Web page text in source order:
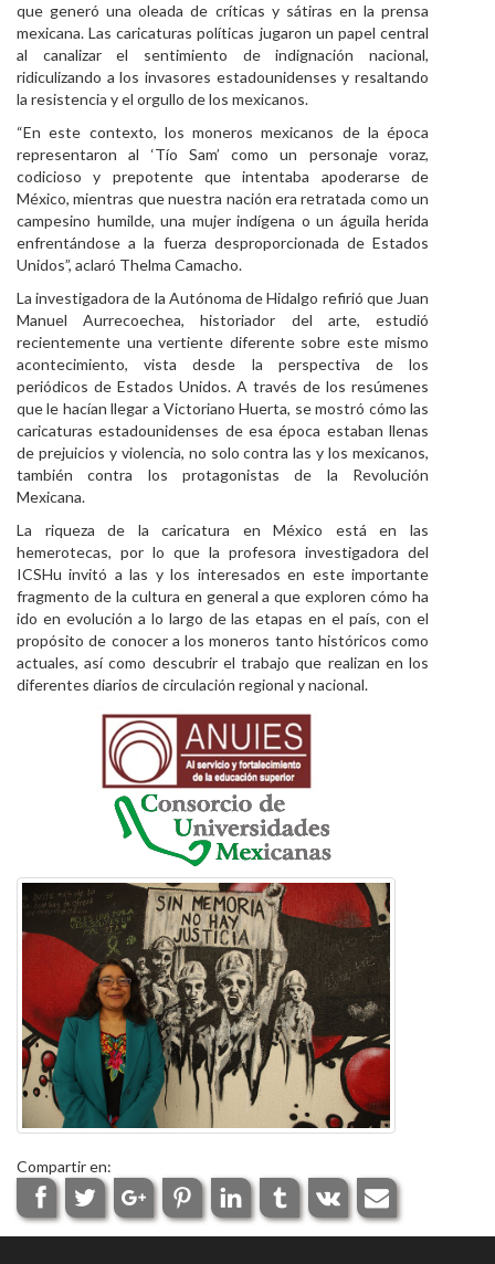
que generó una oleada de críticas y sátiras en la prensa
mexicana. Las caricaturas políticas jugaron un papel central
al canalizar el sentimiento de indignación nacional,
ridiculizando a los invasores estadounidenses y resaltando
la resistencia y el orgullo de los mexicanos.
“En este contexto, los moneros mexicanos de la época
representaron al ‘Tío Sam’ como un personaje voraz,
codicioso y prepotente que intentaba apoderarse de
México, mientras que nuestra nación era retratada como un
campesino humilde, una mujer indígena o un águila herida
enfrentándose a la fuerza desproporcionada de Estados
Unidos”, aclaró Thelma Camacho.
La investigadora de la Autónoma de Hidalgo refirió que Juan
Manuel Aurrecoechea, historiador del arte, estudió
recientemente una vertiente diferente sobre este mismo
acontecimiento, vista desde la perspectiva de los
periódicos de Estados Unidos. A través de los resúmenes
que le hacían llegar a Victoriano Huerta, se mostró cómo las
caricaturas estadounidenses de esa época estaban llenas
de prejuicios y violencia, no solo contra las y los mexicanos,
también contra los protagonistas de la Revolución
Mexicana.
La riqueza de la caricatura en México está en las
hemerotecas, por lo que la profesora investigadora del
ICSHu invitó a las y los interesados en este importante
fragmento de la cultura en general a que exploren cómo ha
ido en evolución a lo largo de las etapas en el país, con el
propósito de conocer a los moneros tanto históricos como
actuales, así como descubrir el trabajo que realizan en los
diferentes diarios de circulación regional y nacional.
Compartir en: